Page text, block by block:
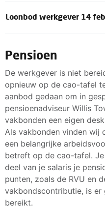
loonbod waarvan wij
Per 01-12-2023
fulltime basis) elke
225,00
Per 01-06-2024
(fulltime basis) en
salarisschalen met €
Voorbeeld: schaal 4
een loonsverhoging 9,2%
Loonbod werkgever 14
opnieuw een loonbod:
Per 01-12-2023
fulltime basis) elke
€225
Per 01-10-2024
3%
Voorbeeld: schaal 4
10,8% voor 15 maanden.
eenmalige uitkering van
graag meerekenen. Wij
dat is en was een
Pensioen
De werkgever is niet
opnieuw op de cao-tafel
aanbod gedaan om in
pensioenadviseur Willis
vakbonden een eigen
Als vakbonden vinden wij
een belangrijke
betreft op de cao-tafel.
deel van je salaris je
punten, zoals de RVU en
vakbondscontributie, is er
bereikt.